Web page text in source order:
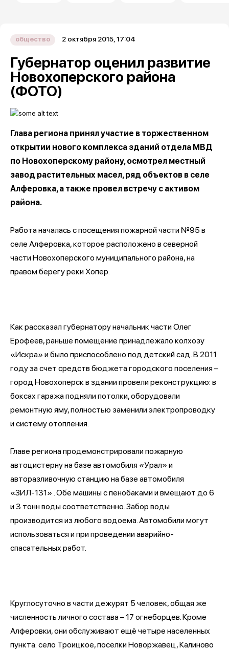
общество 2 октября 2015, 17:04
Губернатор оценил развитие
Новохоперского района
(ФОТО)
Глава региона принял участие в торжественном
открытии нового комплекса зданий отдела МВД
по Новохоперскому району, осмотрел местный
завод растительных масел, ряд объектов в селе
Алферовка, а также провел встречу с активом
района.
Работа началась с посещения пожарной части №95 в
селе Алферовка, которое расположено в северной
части Новохоперского муниципального района, на
правом берегу реки Хопер.
Как рассказал губернатору начальник части Олег
Ерофеев, раньше помещение принадлежало колхозу
«Искра» и было приспособлено под детский сад. В 2011
году за счет средств бюджета городского поселения –
город Новохоперск в здании провели реконструкцию: в
боксах гаража подняли потолки, оборудовали
ремонтную яму, полностью заменили электропроводку
и систему отопления.
Главе региона продемонстрировали пожарную
автоцистерну на базе автомобиля «Урал» и
авторазливочную станцию на базе автомобиля
«ЗИЛ-131» . Обе машины с пенобаками и вмещают до 6
и 3 тонн воды соответственно. Забор воды
производится из любого водоема. Автомобили могут
использоваться и при проведении аварийно-
спасательных работ.
Круглосуточно в части дежурят 5 человек, общая же
численность личного состава – 17 огнеборцев. Кроме
Алферовки, они обслуживают ещё четыре населенных
пункта: село Троицкое, поселки Новоржавец, Калиново